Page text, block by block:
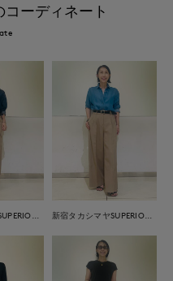
ーディネート